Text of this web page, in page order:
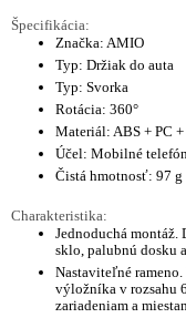
Špecifikácia:
Značka: AMIO
Typ: Držiak do auta
Typ: Svorka
Rotácia: 360°
Materiál: ABS + PC
Účel: Mobilné
Čistá hmotnosť: 97 g
Charakteristika:
Jednoduchá
sklo, palubnú dosku
Nastaviteľné
výložníka v rozsahu
zariadeniam a